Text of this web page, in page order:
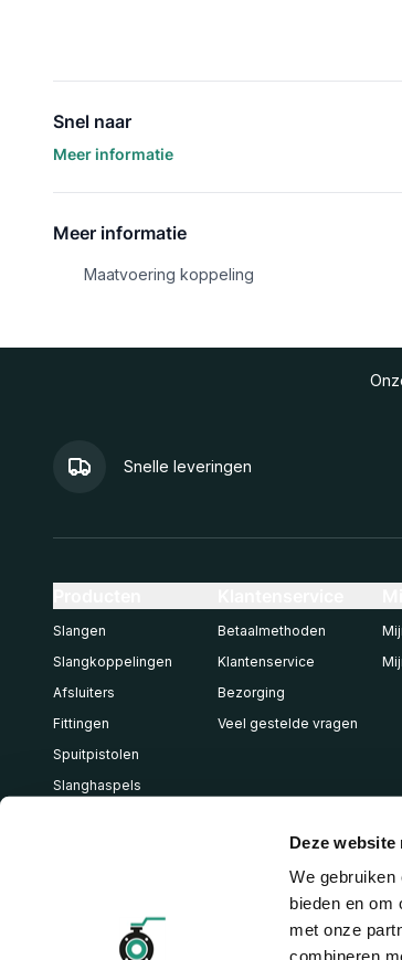
Deze
We
bieden en om
met onze
combineren
Snel naar
Meer informatie
Meer informatie
Maatvoering koppeling
Snelle leveringen
Slangen
Slangkoppelingen
Afsluiters
Fittingen
Spuitpistolen
Slanghaspels
Betaalmethoden
Klantenservice
Bezorging
Veel gestelde vragen